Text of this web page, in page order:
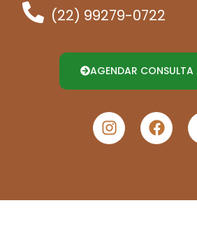
(22) 99279-0722
AGENDAR